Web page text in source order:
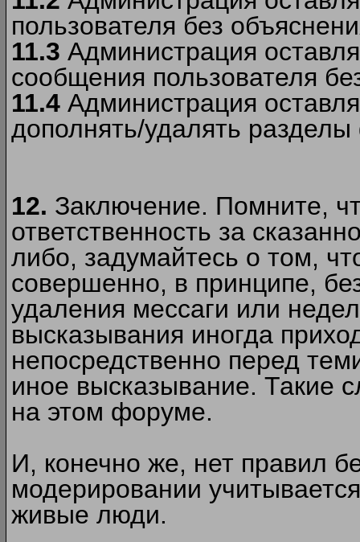
пользователя без
11.3 Администрация
сообщения пользователя
11.4 Администрация
дополнять/удалять
12. Заключение. Помните,
ответственность за
либо, задумайтесь о том,
совершенно, в принципе,
удаления мессаги или
высказывания иногда
непосредственно перед
иное высказывание. Такие
на этом форуме.
И, конечно же, нет правил
модерировании
живые люди.